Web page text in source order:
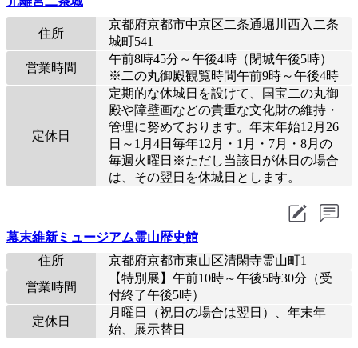
住所
京都府京都市中京区二条通堀川西入二条
城町541
営業時間
午前8時45分～午後4時（閉城午後5時）
※二の丸御殿観覧時間午前9時～午後4時
定休日
定期的な休城日を設けて、国宝二の丸御
殿や障壁画などの貴重な文化財の維持・
管理に努めております。年末年始12月26
日～1月4日毎年12月・1月・7月・8月の
毎週火曜日※ただし当該日が休日の場合
は、その翌日を休城日とします。
幕末維新ミュージアム霊山歴史館
住所
京都府京都市東山区清閑寺霊山町1
営業時間
【特別展】午前10時～午後5時30分（受
付終了午後5時）
定休日
月曜日（祝日の場合は翌日）、年末年
始、展示替日